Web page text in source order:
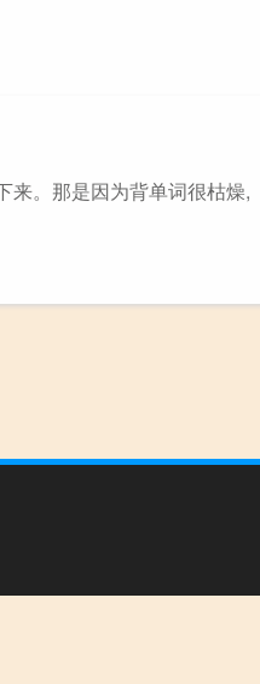
来。那是因为背单词很枯燥,